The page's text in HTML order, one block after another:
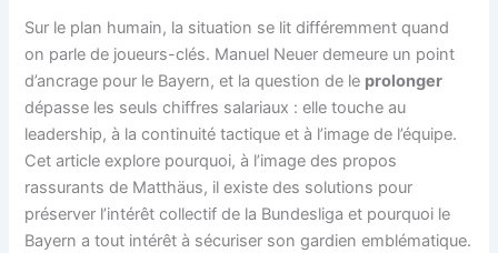
Sur le plan humain, la situation se lit différemment quand
on parle de joueurs-clés. Manuel Neuer demeure un point
d’ancrage pour le Bayern, et la question de le prolonger
dépasse les seuls chiffres salariaux : elle touche au
leadership, à la continuité tactique et à l’image de l’équipe.
Cet article explore pourquoi, à l’image des propos
rassurants de Matthäus, il existe des solutions pour
préserver l’intérêt collectif de la Bundesliga et pourquoi le
Bayern a tout intérêt à sécuriser son gardien emblématique.